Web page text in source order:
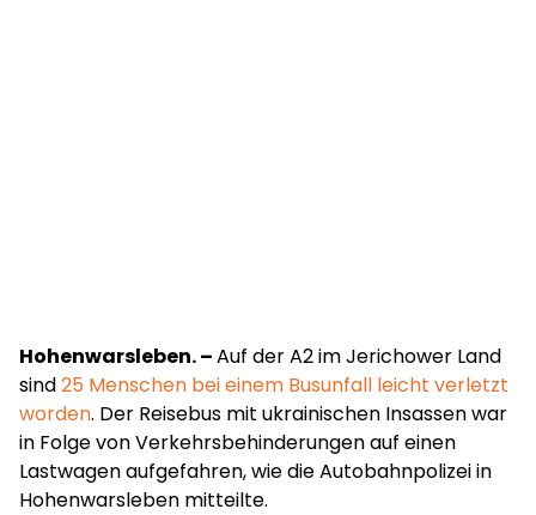
Hohenwarsleben. –Auf der A2 im Jerichower Land
sind25 Menschen bei einem Busunfall leicht verletzt
worden. Der Reisebus mit ukrainischen Insassen war
in Folge von Verkehrsbehinderungen auf einen
Lastwagen aufgefahren, wie die Autobahnpolizei in
Hohenwarsleben mitteilte.